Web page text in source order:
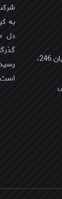
عمان، مسقط، العذیبه الشمالیه، خیابان 246،
به
دل